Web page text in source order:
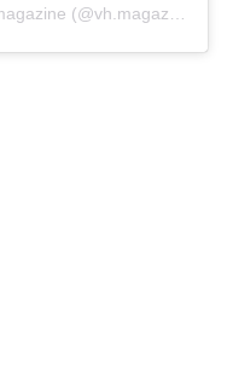
Une publication partagée par VH magazine (@vh.magazine)